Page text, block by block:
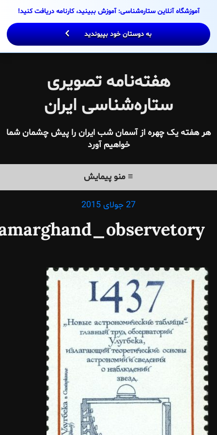
آموزشگاه آنلاین ستاره‌شناسی: آموزش ببینید، کارنامه دریافت کنید!
به دوستان خود بپیوندید
هفته‌نامه تصویری
ستاره‌شناسی ایران
هفته یک چهره از آسمان شب ایران را پیش چشمان شما
خواهیم آورد
≡ منو پیمایش
Posted
Samarghand_observetory